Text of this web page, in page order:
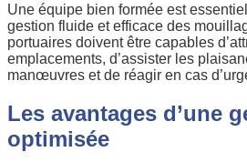
Une équipe bien formée est
gestion fluide et efficace des
portuaires doivent être capables
emplacements, d’assister les
manœuvres et de réagir en cas
Les avantages d’une
optimisée